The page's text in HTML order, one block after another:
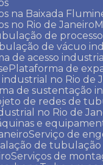
na Baixada
no Rio de Janeiro
de processo
de vácuo
de acesso industrial
Plataforma de
industrial no Rio de
de sustentação
de redes de
no Rio de
e
Serviço de
de
Serviços de